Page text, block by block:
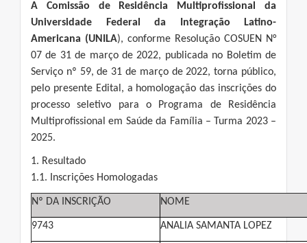
A Comissão de Residência Multiprofissional da
Universidade Federal da Integração Latino-
Americana (UNILA), conforme Resolução COSUEN N°
07 de 31 de março de 2022, publicada no Boletim de
Serviço nº 59, de 31 de março de 2022, torna público,
pelo presente Edital, a homologação das inscrições do
processo seletivo para o Programa de Residência
Multiprofissional em Saúde da Família – Turma 2023 –
2025.
1. Resultado
1.1. Inscrições Homologadas
Nº DA INSCRIÇÃO NOME
9743 ANALIA SAMANTA LOPEZ